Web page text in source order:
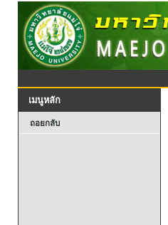
เมนูหลัก
ถอยกลับ